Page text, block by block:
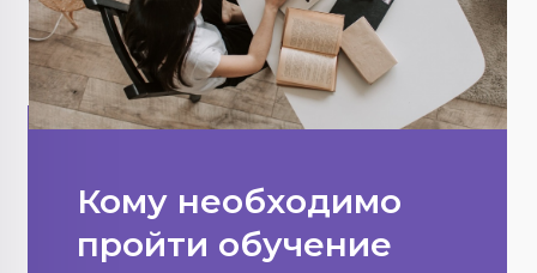
Кому необходимо
пройти обучение